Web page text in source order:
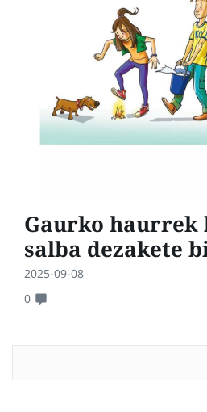
Gaurko haurrek
salba dezakete
2025-09-08
0